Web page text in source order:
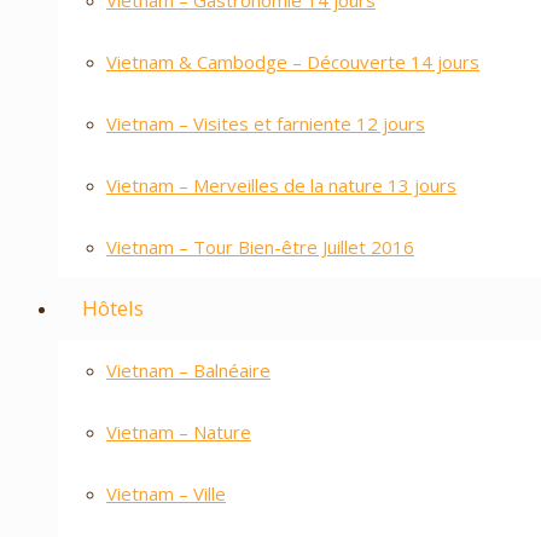
Vietnam & Cambodge – Découverte 14 jours
Vietnam – Visites et farniente 12 jours
Vietnam – Merveilles de la nature 13 jours
Vietnam – Tour Bien-être Juillet 2016
Hôtels
Vietnam – Balnéaire
Vietnam – Nature
Vietnam – Ville